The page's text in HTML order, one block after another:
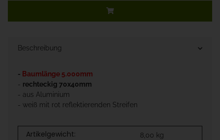
Beschreibung
- Baumlänge 5.000mm
- rechteckig 70x40mm
- aus Aluminium
- weiß mit rot reflektierenden Streifen
Artikelgewicht: 8,00 kg